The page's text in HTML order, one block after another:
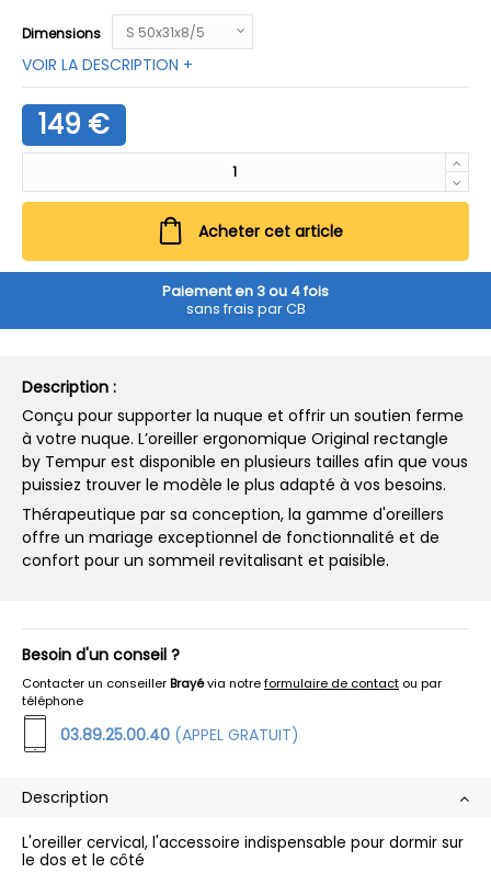
Dimensions
VOIR LA DESCRIPTION +
149 €
Acheter cet article
Paiement en 3 ou 4 fois
sans frais par CB
Description :
Conçu pour supporter la nuque et offrir un soutien ferme
à votre nuque. L’oreiller ergonomique Original rectangle
by Tempur est disponible en plusieurs tailles afin que vous
puissiez trouver le modèle le plus adapté à vos besoins.
Thérapeutique par sa conception, la gamme d'oreillers
offre un mariage exceptionnel de fonctionnalité et de
confort pour un sommeil revitalisant et paisible.
Besoin d'un conseil ?
Contacter un conseillerBrayévia notreformulaire de contact ou par
téléphone
03.89.25.00.40 (APPEL GRATUIT)
Description
L'oreiller cervical, l'accessoire indispensable pour dormir sur
le dos et le côté